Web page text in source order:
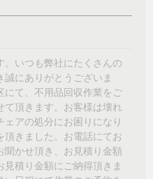
。いつも弊社にたくさんの
にありがとうございま
にて、不用品回収作業をご
て頂きます。お客様は壊れ
アの処分にお困りになり
頂きました。お電話にてお
聞かせ頂き、お見積り金額
積り金額にご納得頂きま